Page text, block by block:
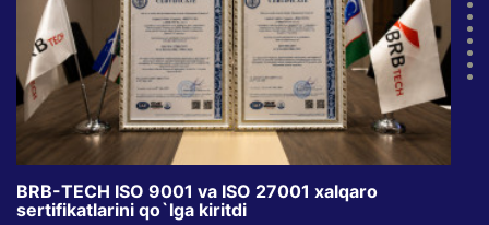
BRB-TECH ISO 9001 va ISO 27001 xalqaro
sertifikatlarini qo`lga kiritdi